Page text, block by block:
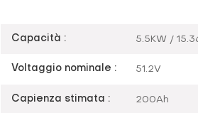
Capacità : 5.5KW /
Voltaggio nominale : 51.2V
Capienza stimata : 200Ah